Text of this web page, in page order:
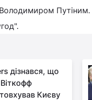
дізнався, що
Києву